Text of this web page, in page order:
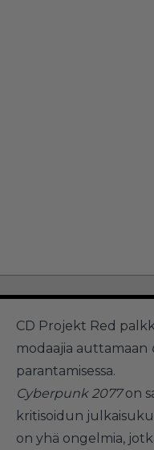
CD Projekt Red
modaajia auttamaan
parantamisessa.
Cyberpunk 2077on
kritisoidun
on yhä ongelmia,